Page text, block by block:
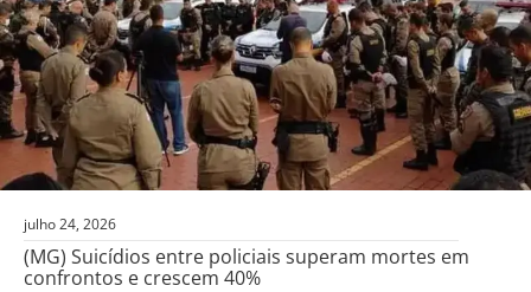
julho 24, 2026
(MG) Suicídios entre policiais superam mortes em
confrontos e crescem 40%